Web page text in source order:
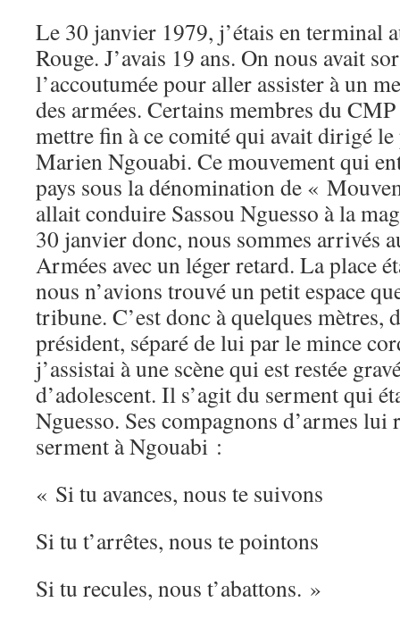
Le 30 janvier 1979, j’étais en terminal
Rouge. J’avais 19 ans. On nous avait
l’accoutumée pour aller assister à un
des armées. Certains membres du
mettre fin à ce comité qui avait dirigé le
Marien Ngouabi. Ce mouvement qui
pays sous la dénomination de «
allait conduire Sassou Nguesso à la
30 janvier donc, nous sommes arrivés
Armées avec un léger retard. La place
nous n’avions trouvé un petit espace
tribune. C’est donc à quelques mètres,
président, séparé de lui par le mince
j’assistai à une scène qui est restée
d’adolescent. Il s’agit du serment qui
Nguesso. Ses compagnons d’armes lui
serment à Ngouabi :
« Si tu avances, nous te suivons
Si tu t’arrêtes, nous te pointons
Si tu recules, nous t’abattons. »